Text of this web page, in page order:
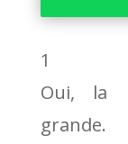
1
Oui, la
grande.